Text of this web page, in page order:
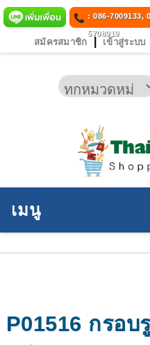
: 086-7009133,
5708919
สมัครสมาชิก เข้าสู่ระบบ
เมนู
P01516 กรอบ